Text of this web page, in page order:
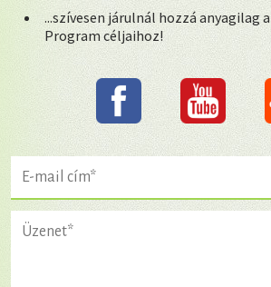
...szívesen járulnál hozzá anyagilag
Program céljaihoz!